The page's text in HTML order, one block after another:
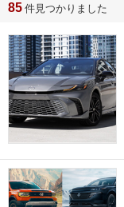
85 件見つかりました